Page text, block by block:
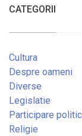
CATEGORII
Cultura
Despre oameni
Diverse
Legislatie
Participare
Religie